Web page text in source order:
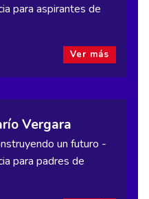
para aspirantes de
Ver más
Vergara
un futuro -
para padres de